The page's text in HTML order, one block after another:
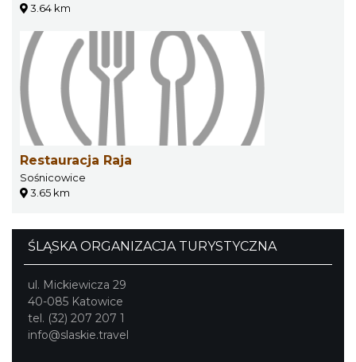
3.64 km
Restauracja Raja
Sośnicowice
3.65 km
ŚLĄSKA ORGANIZACJA TURYSTYCZNA
ul. Mickiewicza 29
40-085 Katowice
tel. (32) 207 207 1
info@slaskie.travel